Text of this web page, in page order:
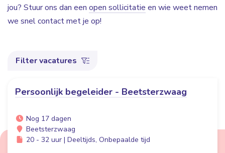
jou? Stuur ons dan een open sollicitatie en wie weet nemen
we snel contact met je op!
Filter vacatures
Persoonlijk begeleider - Beetsterzwaag
Nog 17 dagen
Beetsterzwaag
20 - 32 uur | Deeltijds, Onbepaalde tijd